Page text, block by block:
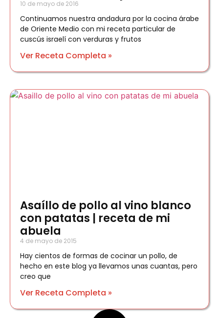
10 de mayo de 2016
Continuamos nuestra andadura por la cocina árabe
de Oriente Medio con mi receta particular de
cuscús israelí con verduras y frutos
Ver Receta Completa »
Asaíllo de pollo al vino blanco
con patatas | receta de mi
abuela
4 de mayo de 2015
Hay cientos de formas de cocinar un pollo, de
hecho en este blog ya llevamos unas cuantas, pero
creo que
Ver Receta Completa »